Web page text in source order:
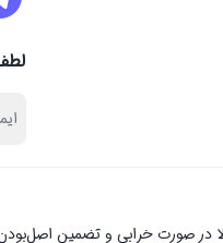
های اینترنتی با بیش از یک دهه تجربه، با پایبندی به اصل مشتری